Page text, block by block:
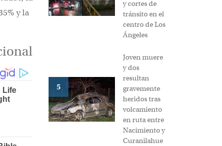
y la
y cortes de
tránsito en el
centro de Los
Ángeles
5
Joven muere
y dos
resultan
gravemente
heridos tras
volcamiento
en ruta entre
Nacimiento y
Curanilahue